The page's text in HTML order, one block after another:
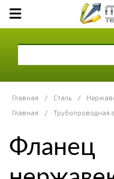
Главная / Сталь /
Главная
/ Трубопроводная
Фланец